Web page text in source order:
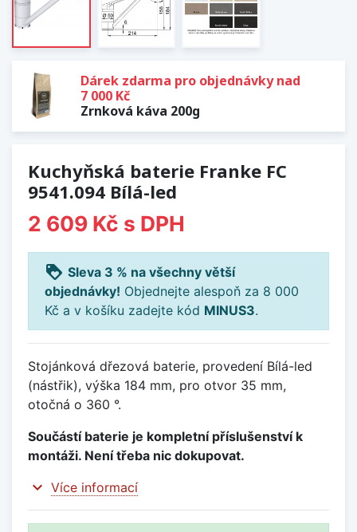
Dárek zdarma pro objednávky nad
7 000 Kč
Zrnková káva 200g
Kuchyňská baterie Franke FC
9541.094 Bílá-led
2 609 Kč s DPH
loyalty Sleva 3 % na všechny větší
objednávky! Objednejte alespoň za 8 000
Kč a v košíku zadejte kód MINUS3.
Stojánková dřezová baterie, provedení Bílá-led
(nástřik), výška 184 mm, pro otvor 35 mm,
otočná o 360 °.
Součástí baterie je kompletní příslušenství k
montáži. Není třeba nic dokupovat.
expand_more Více informací